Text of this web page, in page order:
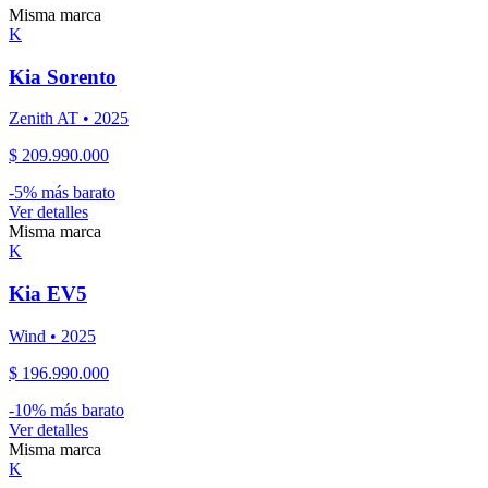
Misma marca
K
Kia Sorento
Zenith AT • 2025
$ 209.990.000
-5% más barato
Ver detalles
Misma marca
K
Kia EV5
Wind • 2025
$ 196.990.000
-10% más barato
Ver detalles
Misma marca
K